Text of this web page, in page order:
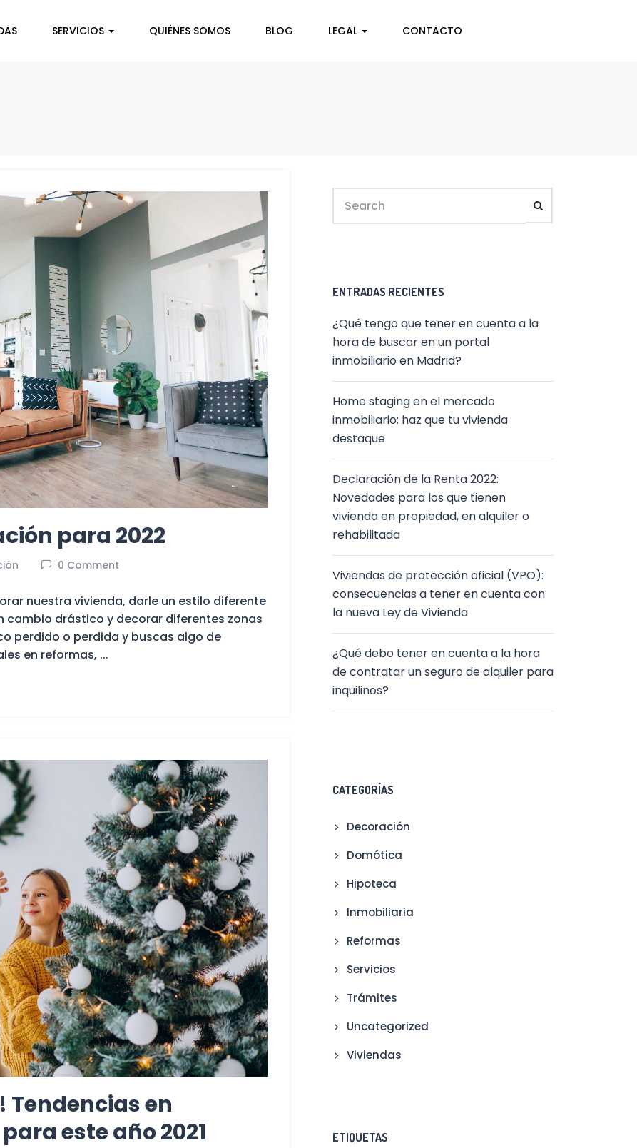
SERVICIOS QUIÉNES SOMOS BLOG LEGAL CONTACTO
para 2022
0 Comment
nuestra vivienda, darle un estilo diferente
drástico y decorar diferentes zonas
perdido o perdida y buscas algo de
en reformas, ...
Tendencias en
este año 2021
ENTRADAS RECIENTES
¿Qué tengo que tener en cuenta a la
hora de buscar en un portal
inmobiliario en Madrid?
Home staging en el mercado
inmobiliario: haz que tu vivienda
destaque
Declaración de la Renta 2022:
Novedades para los que tienen
vivienda en propiedad, en alquiler o
rehabilitada
Viviendas de protección oficial (VPO):
consecuencias a tener en cuenta con
la nueva Ley de Vivienda
¿Qué debo tener en cuenta a la hora
de contratar un seguro de alquiler para
inquilinos?
CATEGORÍAS
Decoración
Domótica
Hipoteca
Inmobiliaria
Reformas
Servicios
Trámites
Uncategorized
Viviendas
ETIQUETAS